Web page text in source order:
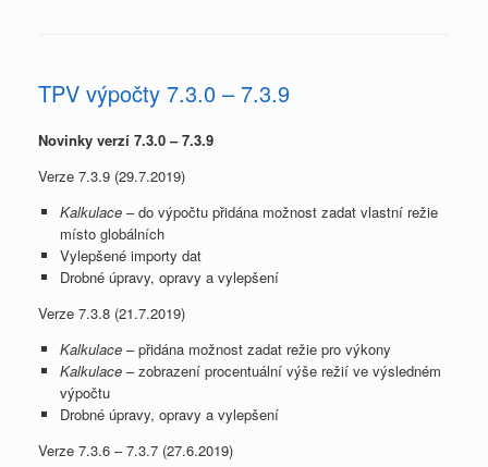
TPV výpočty 7.3.0 – 7.3.9
Novinky verzí 7.3.0 – 7.3.9
Verze 7.3.9 (29.7.2019)
Kalkulace– do výpočtu přidána možnost zadat vlastní režie
místo globálních
Vylepšené importy dat
Drobné úpravy, opravy a vylepšení
Verze 7.3.8 (21.7.2019)
Kalkulace– přidána možnost zadat režie pro výkony
Kalkulace– zobrazení procentuální výše režií ve výsledném
výpočtu
Drobné úpravy, opravy a vylepšení
Verze 7.3.6 – 7.3.7 (27.6.2019)